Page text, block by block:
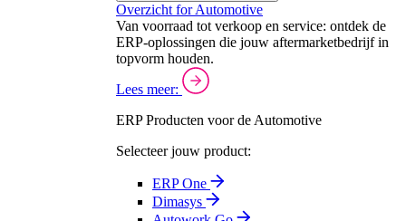
Overzicht for Automotive
Van voorraad tot verkoop en service: ontdek de
ERP-oplossingen die jouw aftermarketbedrijf in
topvorm houden.
Lees meer:
ERP Producten voor de Automotive
Selecteer jouw product:
ERP One
Dimasys